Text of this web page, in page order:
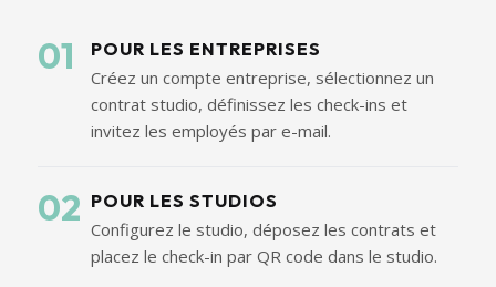
01
POUR LES ENTREPRISES
Créez un compte entreprise, sélectionnez un
contrat studio, définissez les check-ins et
invitez les employés par e-mail.
02 POUR LES STUDIOS
Configurez le studio, déposez les contrats et
placez le check-in par QR code dans le studio.